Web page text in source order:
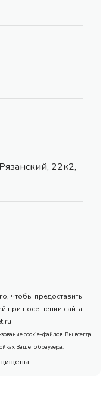
22к2,
чтобы предоставить
при посещении сайта
cookie-файлов. Вы всегда
Вашего браузера.